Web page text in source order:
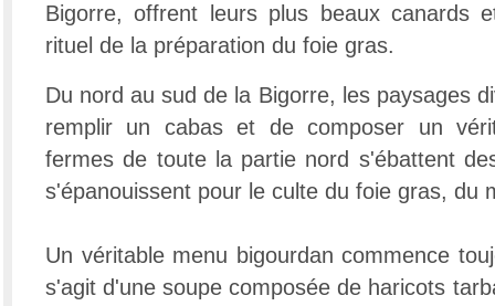
Bigorre, offrent leurs plus beaux canards
rituel de la préparation du foie gras.
Du nord au sud de la Bigorre, les paysages
remplir un cabas et de composer un
fermes de toute la partie nord s'ébattent
s'épanouissent pour le culte du foie gras, du
Un véritable menu bigourdan commence
s'agit d'une soupe composée de haricots